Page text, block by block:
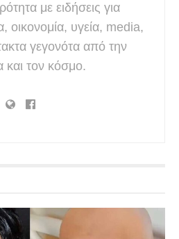
με ειδήσεις για
οικονομία, υγεία, media,
γεγονότα από την
και τον κόσμο.